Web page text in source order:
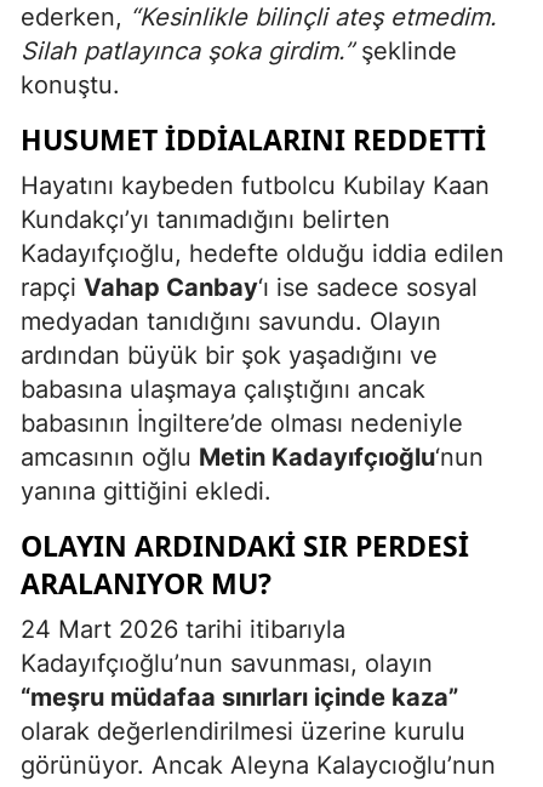
ederken, “Kesinlikle bilinçli ateş etmedim.
Silah patlayınca şoka girdim.”şeklinde
konuştu.
HUSUMET İDDIALARINI REDDETTI
Hayatını kaybeden futbolcu Kubilay Kaan
Kundakçı’yı tanımadığını belirten
Kadayıfçıoğlu, hedefte olduğu iddia edilen
rapçi Vahap Canbay‘ı ise sadece sosyal
medyadan tanıdığını savundu. Olayın
ardından büyük bir şok yaşadığını ve
babasına ulaşmaya çalıştığını ancak
babasının İngiltere’de olması nedeniyle
amcasının oğlu Metin Kadayıfçıoğlu‘nun
yanına gittiğini ekledi.
OLAYIN ARDINDAKI SIR PERDESI
ARALANIYOR MU?
24 Mart 2026 tarihi itibarıyla
Kadayıfçıoğlu’nun savunması, olayın
“meşru müdafaa sınırları içinde kaza”
olarak değerlendirilmesi üzerine kurulu
görünüyor. Ancak Aleyna Kalaycıoğlu’nun